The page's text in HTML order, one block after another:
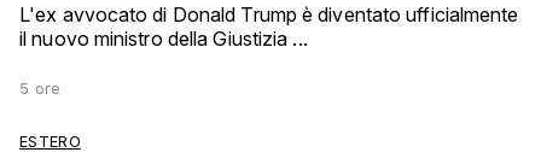
L'ex avvocato di Donald Trump è diventato ufficialmente
il nuovo ministro della Giustizia ...
5 ore
ESTERO